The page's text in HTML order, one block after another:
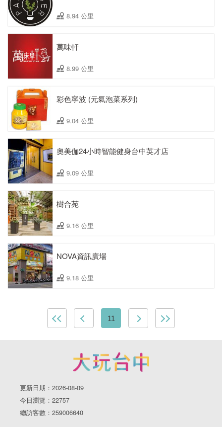
8.94 公里
萬味軒
8.99 公里
彩色寧波 (元氣泡菜系列)
9.04 公里
奧美伽24小時智能健身台中英才店
9.09 公里
樹合苑
9.16 公里
NOVA資訊廣場
9.18 公里
11
更新日期：2026-08-09
今日瀏覽：22757
總訪客數：259006640